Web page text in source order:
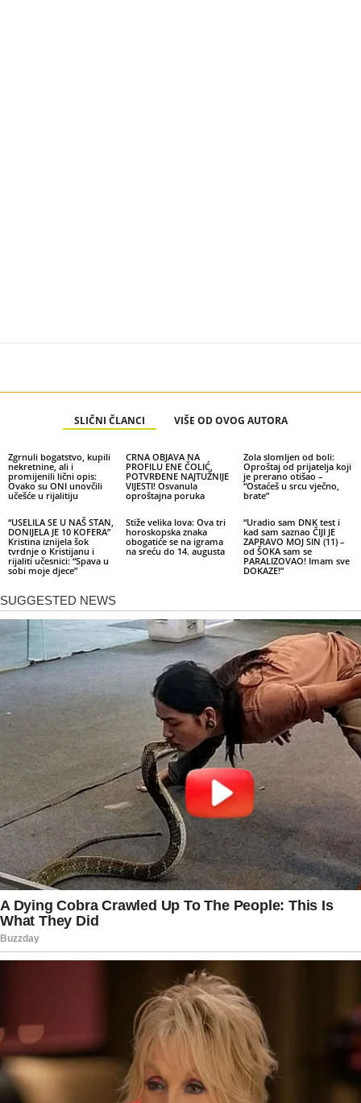
SLIČNI ČLANCI VIŠE OD OVOG AUTORA
Zgrnuli bogatstvo, kupili
nekretnine, ali i
promijenili lični opis:
Ovako su ONI unovčili
učešće u rijalitiju
CRNA OBJAVA NA
PROFILU ENE ČOLIĆ,
POTVRĐENE NAJTUŽNIJE
VIJESTI! Osvanula
oproštajna poruka
Zola slomljen od boli:
Oproštaj od prijatelja koji
je prerano otišao –
“Ostaćeš u srcu vječno,
brate”
“USELILA SE U NAŠ STAN,
DONIJELA JE 10 KOFERA”
Kristina iznijela šok
tvrdnje o Kristijanu i
rijaliti učesnici: “Spava u
sobi moje djece”
Stiže velika lova: Ova tri
horoskopska znaka
obogatiće se na igrama
na sreću do 14. augusta
“Uradio sam DNK test i
kad sam saznao ČIJI JE
ZAPRAVO MOJ SIN (11) –
od ŠOKA sam se
PARALIZOVAO! Imam sve
DOKAZE!”